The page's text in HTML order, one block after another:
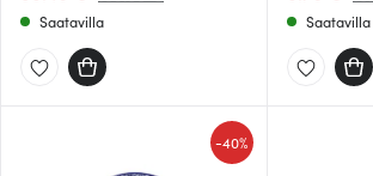
Saatavilla Saatavilla
-40%